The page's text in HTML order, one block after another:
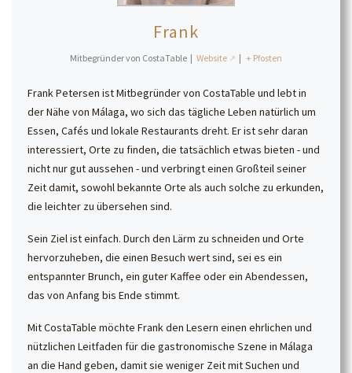
Frank
Mitbegründer von CostaTable | Website | + Pfosten
Frank Petersen ist Mitbegründer von CostaTable und lebt in
der Nähe von Málaga, wo sich das tägliche Leben natürlich um
Essen, Cafés und lokale Restaurants dreht. Er ist sehr daran
interessiert, Orte zu finden, die tatsächlich etwas bieten - und
nicht nur gut aussehen - und verbringt einen Großteil seiner
Zeit damit, sowohl bekannte Orte als auch solche zu erkunden,
die leichter zu übersehen sind.
Sein Ziel ist einfach. Durch den Lärm zu schneiden und Orte
hervorzuheben, die einen Besuch wert sind, sei es ein
entspannter Brunch, ein guter Kaffee oder ein Abendessen,
das von Anfang bis Ende stimmt.
Mit CostaTable möchte Frank den Lesern einen ehrlichen und
nützlichen Leitfaden für die gastronomische Szene in Málaga
an die Hand geben, damit sie weniger Zeit mit Suchen und